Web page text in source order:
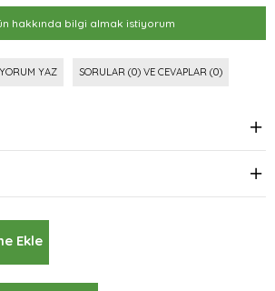
hakkında bilgi almak istiyorum
YORUM YAZ SORULAR (0) VE CEVAPLAR (0)
Ekle